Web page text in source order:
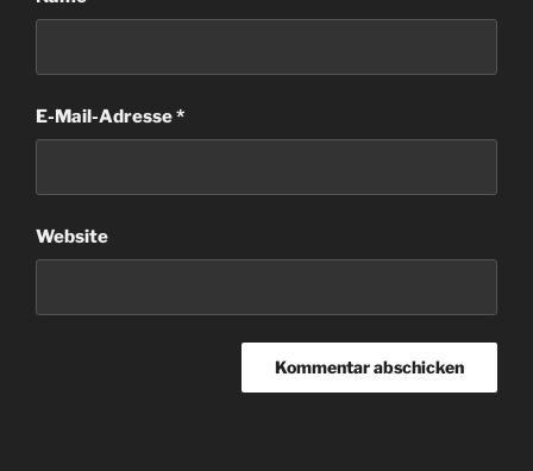
E-Mail-Adresse*
Website